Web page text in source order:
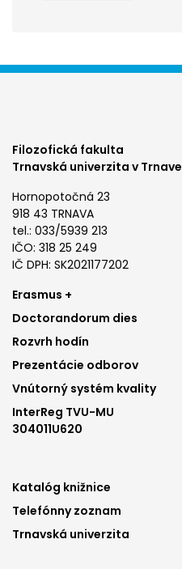
Filozofická fakulta
Trnavská univerzita v Trnave
Hornopotočná 23
918 43 TRNAVA
tel.: 033/5939 213
IČO: 318 25 249
IČ DPH: SK2021177202
Footer
menu
1
Erasmus +
Doctorandorum dies
Rozvrh hodín
Prezentácie odborov
Vnútorný systém kvality
InterReg TVU-MU
304011U620
Footer
menu
Katalóg knižnice
Telefónny zoznam
Trnavská univerzita